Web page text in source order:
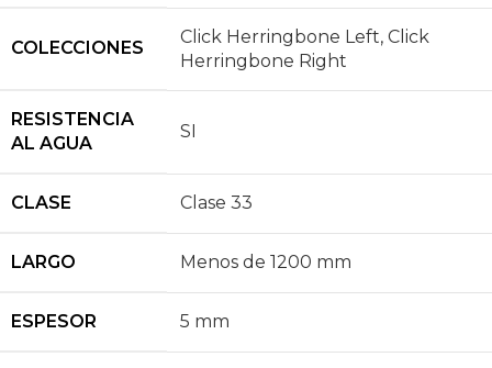
COLECCIONES
Click Herringbone Left, Click
Herringbone Right
RESISTENCIA
AL AGUA
SI
CLASE Clase 33
LARGO Menos de 1200 mm
ESPESOR 5 mm